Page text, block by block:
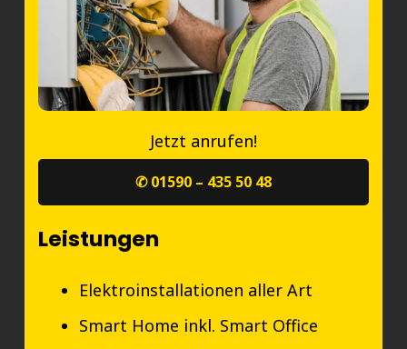
Jetzt anrufen!
✆ 01590 – 435 50 48
Leistungen
Elektroinstallationen aller Art
Smart Home inkl. Smart Office